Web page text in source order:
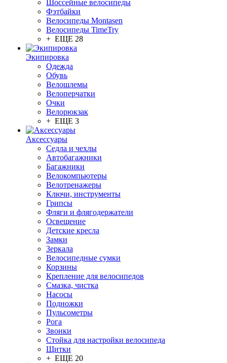
Шоссейные велосипеды
Фэтбайки
Велосипеды Montasen
Велосипеды TimeTry
+ ЕЩЕ 28
Экипировка
Одежда
Обувь
Велошлемы
Велоперчатки
Очки
Велорюкзак
+ ЕЩЕ 3
Аксессуары
Седла и чехлы
Автобагажники
Багажники
Велокомпьютеры
Велотренажеры
Ключи, инструменты
Грипсы
Фляги и флягодержатели
Освещение
Детские кресла
Замки
Зеркала
Велосипедные сумки
Корзины
Крепление для велосипедов
Смазка, чистка
Насосы
Подножки
Пульсометры
Рога
Звонки
Стойка для настройки велосипеда
Щитки
+ ЕЩЕ 20